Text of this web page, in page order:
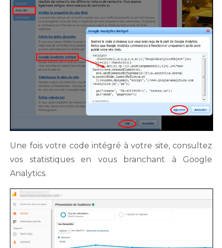
Une fois votre code intégré à votre site, consultez
vos statistiques en vous branchant à Google
Analytics.